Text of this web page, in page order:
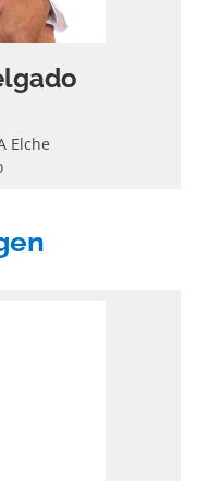
Elche